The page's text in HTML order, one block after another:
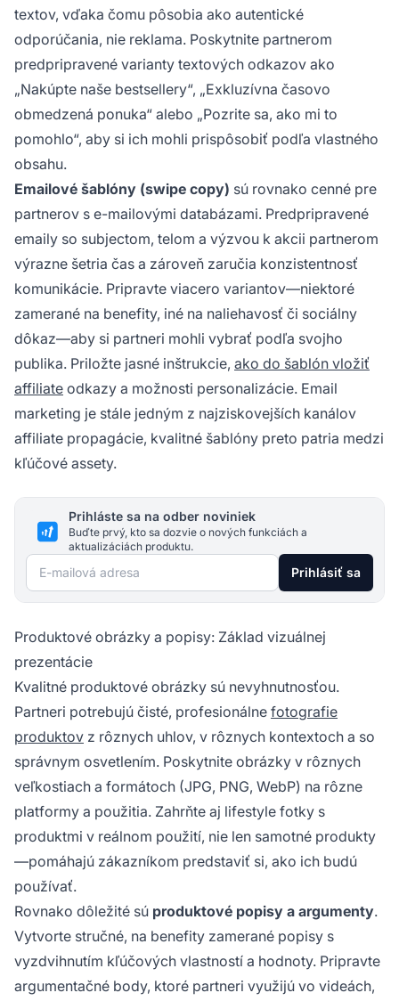
textov, vďaka čomu pôsobia ako autentické
odporúčania, nie reklama. Poskytnite partnerom
predpripravené varianty textových odkazov ako
„Nakúpte naše bestsellery“, „Exkluzívna časovo
obmedzená ponuka“ alebo „Pozrite sa, ako mi to
pomohlo“, aby si ich mohli prispôsobiť podľa vlastného
obsahu.
Emailové šablóny (swipe copy) sú rovnako cenné pre
partnerov s e-mailovými databázami. Predpripravené
emaily so subjectom, telom a výzvou k akcii partnerom
výrazne šetria čas a zároveň zaručia konzistentnosť
komunikácie. Pripravte viacero variantov—niektoré
zamerané na benefity, iné na naliehavosť či sociálny
dôkaz—aby si partneri mohli vybrať podľa svojho
publika. Priložte jasné inštrukcie, ako do šablón vložiť
affiliate odkazy a možnosti personalizácie. Email
marketing je stále jedným z najziskovejších kanálov
affiliate propagácie, kvalitné šablóny preto patria medzi
kľúčové assety.
Prihláste sa na odber noviniek
Buďte prvý, kto sa dozvie o nových funkciách a
aktualizáciách produktu.
E-mailová adresa Prihlásiť sa
Produktové obrázky a popisy: Základ vizuálnej
prezentácie
Kvalitné produktové obrázky sú nevyhnutnosťou.
Partneri potrebujú čisté, profesionálne fotografie
produktov z rôznych uhlov, v rôznych kontextoch a so
správnym osvetlením. Poskytnite obrázky v rôznych
veľkostiach a formátoch (JPG, PNG, WebP) na rôzne
platformy a použitia. Zahrňte aj lifestyle fotky s
produktmi v reálnom použití, nie len samotné produkty
—pomáhajú zákazníkom predstaviť si, ako ich budú
používať.
Rovnako dôležité sú produktové popisy a argumenty.
Vytvorte stručné, na benefity zamerané popisy s
vyzdvihnutím kľúčových vlastností a hodnoty. Pripravte
argumentačné body, ktoré partneri využijú vo videách,